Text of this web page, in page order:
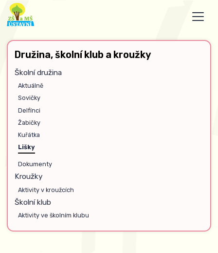
Družina, školní klub a kroužky
Školní družina
Aktuálně
Sovičky
Delfínci
Žabičky
Kuřátka
Lišky
Dokumenty
Kroužky
Aktivity v kroužcích
Školní klub
Aktivity ve školním klubu